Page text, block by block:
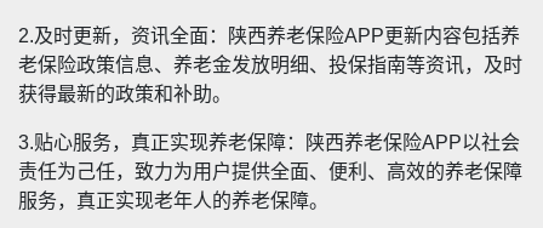
2.及时更新，资讯全面：陕西养老保险APP更新内容包括养
老保险政策信息、养老金发放明细、投保指南等资讯，及时
获得最新的政策和补助。
3.贴心服务，真正实现养老保障：陕西养老保险APP以社会
责任为己任，致力为用户提供全面、便利、高效的养老保障
服务，真正实现老年人的养老保障。